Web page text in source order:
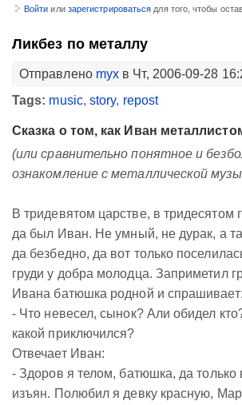
Войти или зарегистрироваться для того, чтобы
Ликбез по металлу
Отправлено myx в Чт, 2006-09-28
Tags: music,story, repost
Сказка о том, как Иван
(или сравнительно понятное и
ознакомление с металлической
В тридевятом царстве, в тридесятом
да был Иван. Не умный, не дурак, а
да безбедно, да вот только
груди у добра молодца. Заприметил
Ивана батюшка родной и спрашивает:
- Что невесел, сынок? Али обидел
какой приключился?
Отвечает Иван:
- Здоров я телом, батюшка, да
изъян. Полюбил я девку красную,